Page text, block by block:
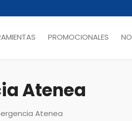
PROMOCIONALES
Atenea
Atenea